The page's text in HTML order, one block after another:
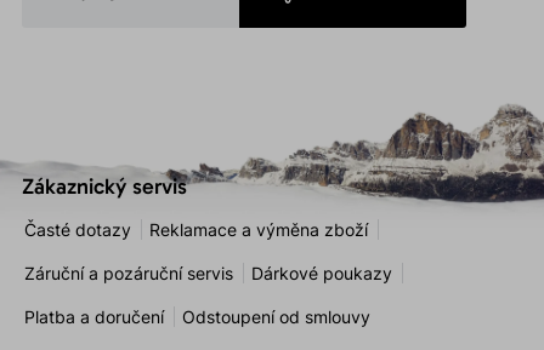
Zákaznický servis
Časté dotazy Reklamace a výměna zboží
Záruční a pozáruční servis Dárkové poukazy
Platba a doručení Odstoupení od smlouvy